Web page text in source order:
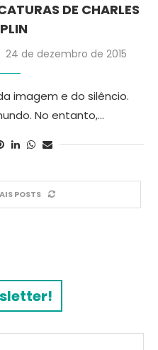
DE CHARLES
24 de dezembro de 2015
imagem e do silêncio.
No entanto,…
POSTS